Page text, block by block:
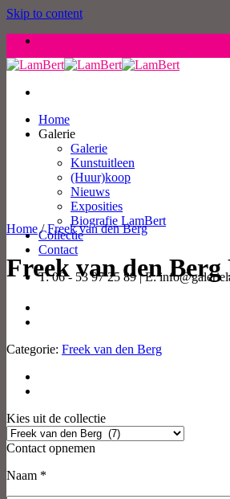
Skip to content
Home
Galerie
Galerie
Kunstuitleen
(Huur)koop
Nieuws
Exposities
Biografie LamBert
Collectie
Contact
T: 06 - 53 97 25 89 | E:
Home / Freek van den Berg
Freek van den
Categorie: Freek van den Berg
Kies uit de collectie
Contact opnemen
Naam *